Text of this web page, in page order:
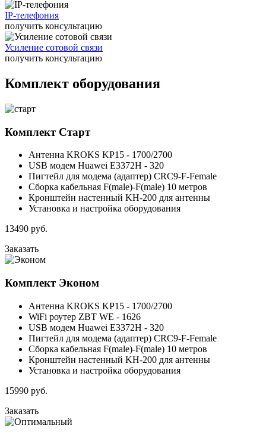
IP-телефония
получить консультацию
Усиление сотовой связи
получить консультацию
Комплект оборудования
Комплект Старт
Антенна KROKS KP15 - 1700/2700
USB модем Huawei E3372H - 320
Пигтейл для модема (адаптер) CRC9-F-Female
Сборка кабельная F(male)-F(male) 10 метров
Кронштейн настенный KH-200 для антенны
Установка и настройка оборудования
13490 руб.
Заказать
Комплект Эконом
Антенна KROKS KP15 - 1700/2700
WiFi роутер ZBT WE - 1626
USB модем Huawei E3372H - 320
Пигтейл для модема (адаптер) CRC9-F-Female
Сборка кабельная F(male)-F(male) 10 метров
Кронштейн настенный KH-200 для антенны
Установка и настройка оборудования
15990 руб.
Заказать